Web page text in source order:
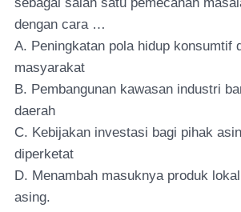
dengan cara …
A. Peningkatan pola hidup konsumtif
masyarakat
B. Pembangunan kawasan industri
daerah
C. Kebijakan investasi bagi pihak
diperketat
D. Menambah masuknya produk
asing.